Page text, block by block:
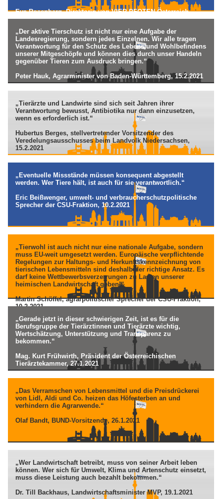
Eva Rosenberg, Direktorin von VIER PFOTEN Österreich,
01.03.2021
„Der aktive Tierschutz ist nicht nur eine Aufgabe der
Landesregierung, sondern jedes Einzelnen. Wir alle tragen
Verantwortung für den Schutz des Lebens und Wohlbefindens
unserer Mitgeschöpfe und können dies durch unser Handeln
gegenüber Tieren zum Ausdruck bringen.“
Peter Hauk, Agrarminister von Baden-Württemberg, 15.2.2021
„Tierärzte und Landwirte sind sich seit Jahren ihrer
Verantwortung bewusst, Antibiotika nur dann einzusetzen,
wenn es erforderlich ist.“
Hubertus Berges, stellvertretender Vorsitzender des
Veredelungsausschusses beim Landvolk Niedersachsen,
15.2.2021
„Eventuelle Missstände müssen konsequent abgestellt
werden. Wer Tiere hält, ist auch für sie verantwortlich.“
Eric Beißwenger, umwelt- und verbraucherschutzpolitische
Sprecher der CSU-Fraktion, 10.2.2021
„Tierwohl ist auch nicht nur eine nationale Aufgabe, sondern
muss EU-weit umgesetzt werden. Europäische verpflichtende
Regelungen zur Haltungs- und Herkunftskennzeichnung von
tierischen Lebensmitteln sind deshalb der richtige Ansatz. Es
darf keine Wettbewerbsverzerrungen zu Lasten unserer
heimischen Landwirtschaft geben!“
Martin Schöffel, agrarpolitischer Sprecher der CSU-Fraktion,
10.2.2021
„Gerade jetzt in dieser schwierigen Zeit, ist es für die
Berufsgruppe der Tierärztinnen und Tierärzte wichtig,
Wertschätzung, Unterstützung und Transparenz zu
bekommen.“
Mag. Kurt Frühwirth, Präsident der Österreichischen
Tierärztekammer, 27.1.2021
„Das Verramschen von Lebensmittel und die Preisdrückerei
von Lidl, Aldi und Co. heizen das Höfesterben an und
verhindern die Agrarwende.“
Olaf Bandt, BUND-Vorsitzende, 26.1.2021
„Wer Landwirtschaft betreibt, muss von seiner Arbeit leben
können. Wer sich für Umwelt, Klima und Artenschutz einsetzt,
muss diese Leistung auch bezahlt bekommen.“
Dr. Till Backhaus, Landwirtschaftsminister MVP, 19.1.2021